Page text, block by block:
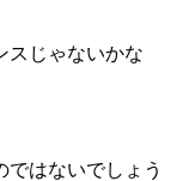
スじゃないかな
はないでしょう